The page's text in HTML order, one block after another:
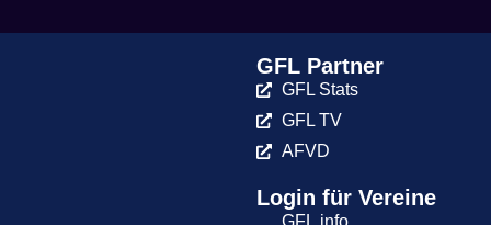
GFL Partner
GFL Stats
GFL TV
AFVD
Login für Vereine